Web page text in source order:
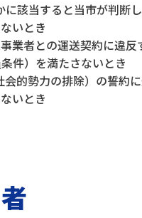
該当すると当市が判断
いとき
業者との運送契約に違反
件）を満たさないとき
的勢力の排除）の誓約
いとき